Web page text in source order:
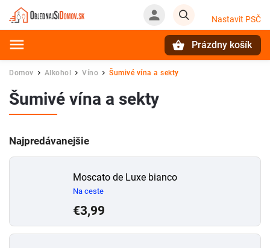
Nastavit PSČ
Prázdny košík
Domov / Alkohol / Víno / Šumivé vína a sekty
Šumivé vína a sekty
Najpredávanejšie
Moscato de Luxe bianco
Na ceste
€3,99